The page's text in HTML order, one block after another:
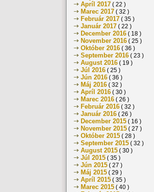
Apríl 2017 ( 22 )
Marec 2017 ( 32 )
Február 2017 ( 35 )
Január 2017 ( 22 )
December 2016 ( 18 )
November 2016 ( 25 )
Október 2016 ( 36 )
September 2016 ( 23 )
August 2016 ( 19 )
Júl 2016 ( 25 )
Jún 2016 ( 36 )
Máj 2016 ( 32 )
Apríl 2016 ( 30 )
Marec 2016 ( 26 )
Február 2016 ( 32 )
Január 2016 ( 26 )
December 2015 ( 16 )
November 2015 ( 27 )
Október 2015 ( 28 )
September 2015 ( 32 )
August 2015 ( 30 )
Júl 2015 ( 35 )
Jún 2015 ( 27 )
Máj 2015 ( 29 )
Apríl 2015 ( 35 )
Marec 2015 ( 40 )